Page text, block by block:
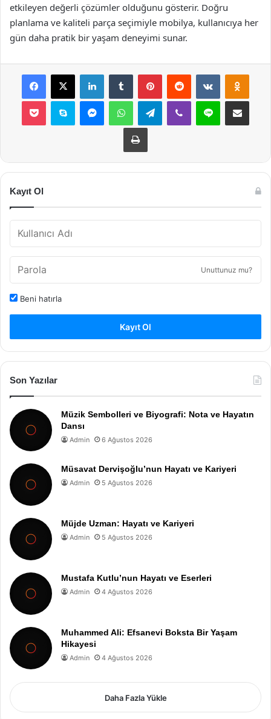
etkileyen değerli çözümler olduğunu gösterir. Doğru
planlama ve kaliteli parça seçimiyle mobilya, kullanıcıya her
gün daha pratik bir yaşam deneyimi sunar.
Facebook
X LinkedInTumblr PinterestReddit VKontakte
Pocket Skype MessengerWhatsAppTelegramViber Line E-Posta ile
Yazdır
Kayıt Ol
Unuttunuz mu?
Beni hatırla
Kayıt Ol
Son Yazılar
Müzik Sembolleri ve Biyografi: Nota ve Hayatın
Dansı
Admin 6 Ağustos 2026
Müsavat Dervişoğlu’nun Hayatı ve Kariyeri
Admin 5 Ağustos 2026
Müjde Uzman: Hayatı ve Kariyeri
Admin 5 Ağustos 2026
Mustafa Kutlu’nun Hayatı ve Eserleri
Admin 4 Ağustos 2026
Muhammed Ali: Efsanevi Boksta Bir Yaşam
Hikayesi
Admin 4 Ağustos 2026
Daha Fazla Yükle